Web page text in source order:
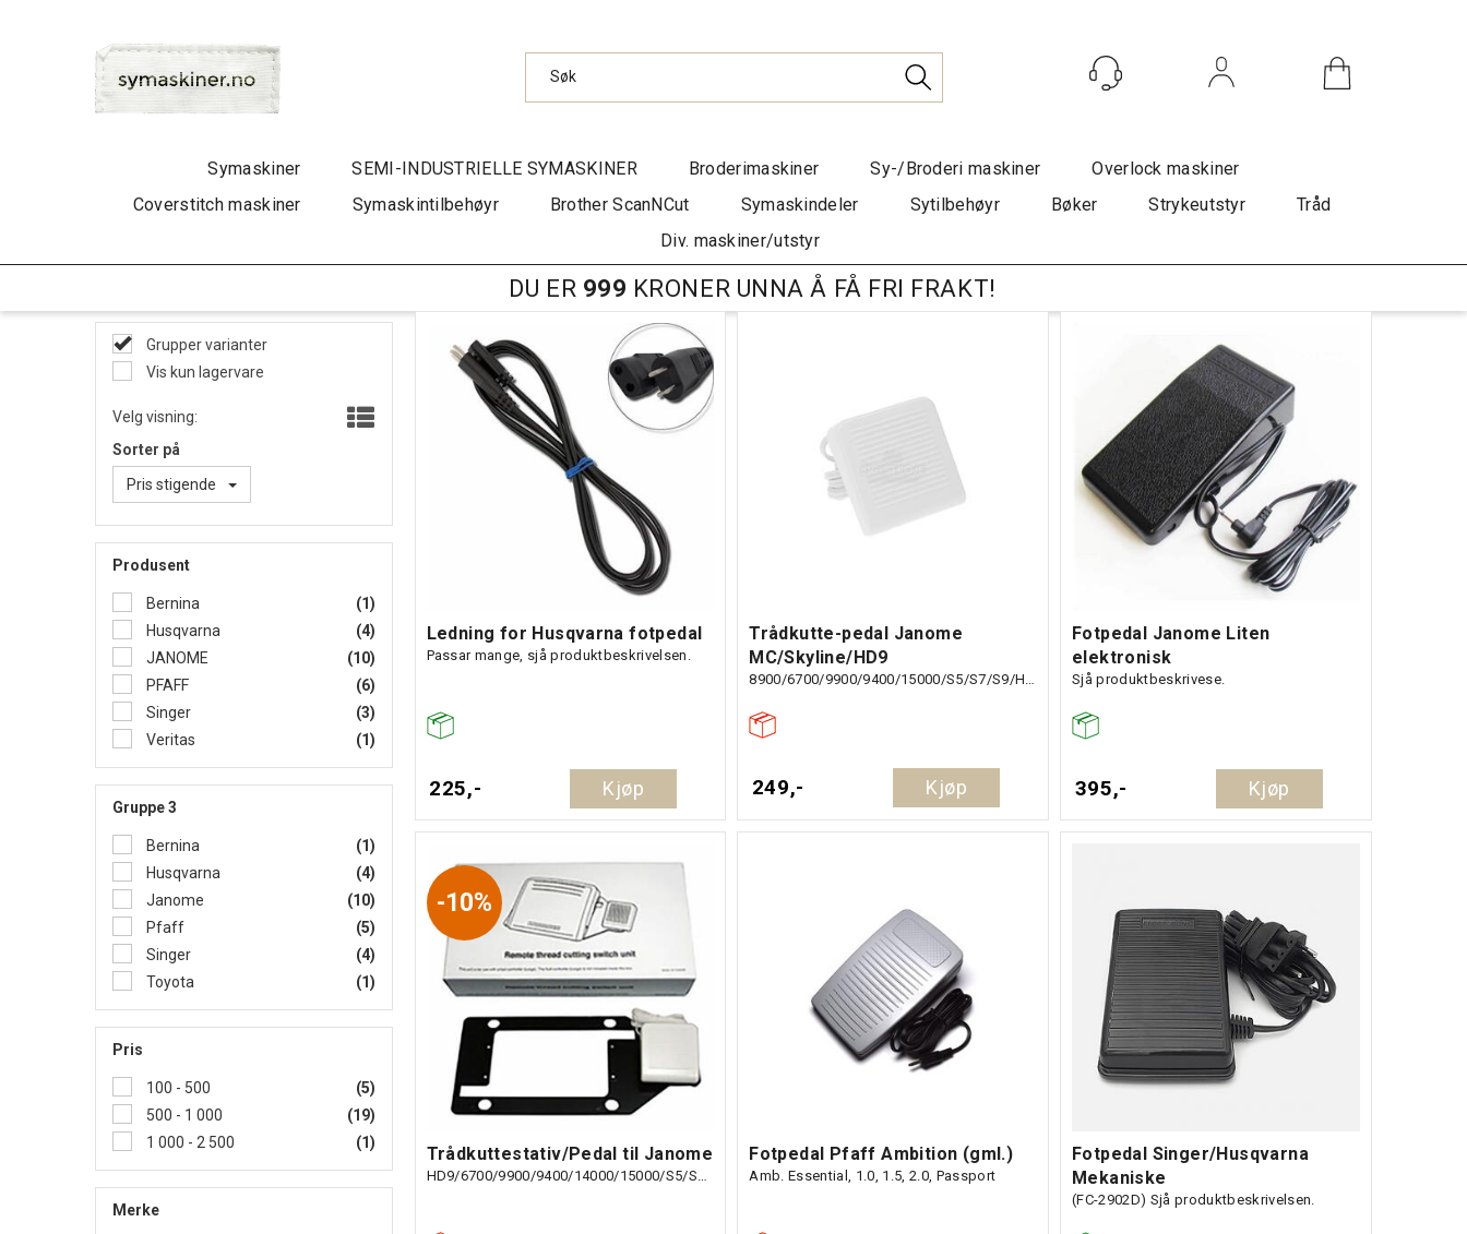
Symaskiner SEMI-INDUSTRIELLE SYMASKINER Broderimaskiner Sy-/Broderi maskiner
Overlock maskiner
Coverstitch maskiner
Symaskintilbehøyr Brother ScanNCut Symaskindeler Sytilbehøyr Bøker Strykeutstyr
Tråd
Div. maskiner/utstyr
DU ER 999 KRONER UNNA Å FÅ FRI FRAKT!
Grupper varianter
Vis kun lagervare
Velg visning:
Sorter på
Pris stigende
Produsent
Bernina
(1)
Husqvarna
(4)
JANOME
(10)
PFAFF
(6)
Singer
(3)
Veritas
(1)
Gruppe 3
Bernina
(1)
Husqvarna
(4)
Janome
(10)
Pfaff
(5)
Singer
(4)
Toyota
(1)
Pris
100 - 500
(5)
500 - 1 000
(19)
1 000 - 2 500
(1)
Merke
Ledning for Husqvarna fotpedal
Passar mange, sjå produktbeskrivelsen.
225,- Kjøp
Trådkutte-pedal Janome
MC/Skyline/HD9
249,- Kjøp
Fotpedal Janome Liten
elektronisk
Sjå produktbeskrivese.
395,- Kjøp
10%
Trådkuttestativ/Pedal til Janome Fotpedal Pfaff Ambition (gml.)
Amb. Essential, 1.0, 1.5, 2.0, Passport
Fotpedal Singer/Husqvarna
Mekaniske
(FC-2902D) Sjå produktbeskrivelsen.